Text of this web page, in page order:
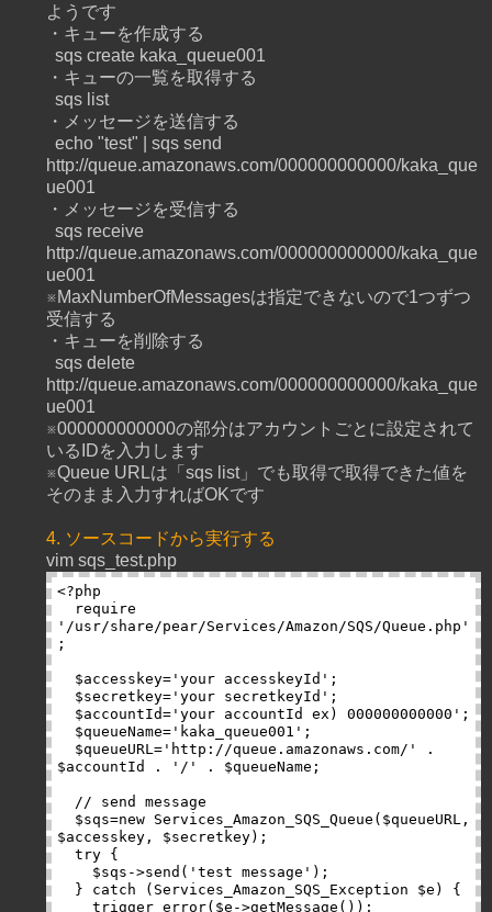
ようです
・キューを作成する
sqs create kaka_queue001
・キューの一覧を取得する
sqs list
・メッセージを送信する
echo "test" | sqs send
http://queue.amazonaws.com/000000000000/kaka_que
ue001
・メッセージを受信する
sqs receive
http://queue.amazonaws.com/000000000000/kaka_que
ue001
※MaxNumberOfMessagesは指定できないので1つずつ
受信する
・キューを削除する
sqs delete
http://queue.amazonaws.com/000000000000/kaka_que
ue001
※000000000000の部分はアカウントごとに設定されて
いるIDを入力します
※Queue URLは「sqs list」でも取得で取得できた値を
そのまま入力すればOKです
4. ソースコードから実行する
vim sqs_test.php
<?php
'/usr/share/pear/Services/Amazon/SQS/Queue.php'
;
$accountId . '/' . $queueName;
$accesskey, $secretkey);